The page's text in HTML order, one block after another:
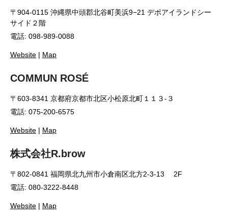
〒904-0115 沖縄県中頭郡北谷町美浜9−21 デポアイランドシー
サイド２階
電話: 098-989-0088
Website | Map
COMMUN ROSÉ
〒603-8341 京都府京都市北区小松原北町１１３-３
電話: 075-200-6575
Website | Map
株式会社R.brow
〒802-0841 福岡県北九州市小倉南区北方2-3-13 2F
電話: 080-3222-8448
Website | Map